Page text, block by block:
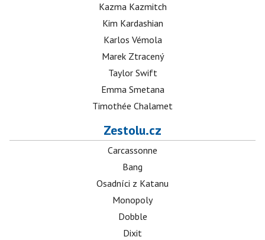
Kazma Kazmitch
Kim Kardashian
Karlos Vémola
Marek Ztracený
Taylor Swift
Emma Smetana
Timothée Chalamet
Zestolu.cz
Carcassonne
Bang
Osadníci z Katanu
Monopoly
Dobble
Dixit